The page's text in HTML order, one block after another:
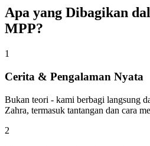
Apa yang Dibagikan
MPP?
1
Cerita & Pengalaman Nyata
Bukan teori - kami berbagi langsung
Zahra, termasuk tantangan dan cara
2